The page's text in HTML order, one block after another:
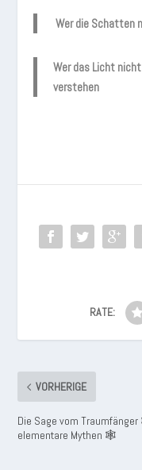
Wer die Schatten
Wer das Licht
verstehen
RATE:
VORHERIGE
Die Sage vom
elementare Mythen 🕸️